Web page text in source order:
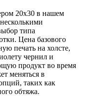
20х30 в нашем
типа
Цена базового
печать на холсте,
чернил и
продукт во время
меняться в
таких как
обтяжа.